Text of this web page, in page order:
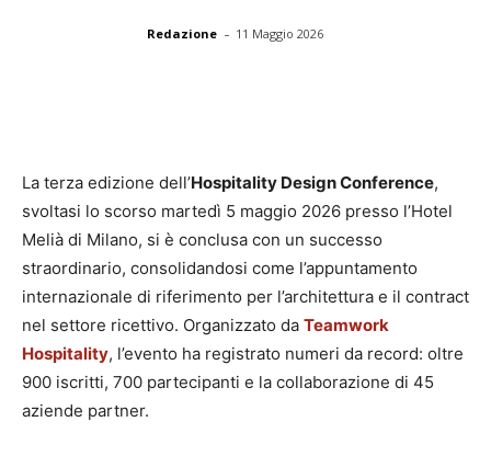
Redazione - 11 Maggio 2026
La terza edizione dell’Hospitality Design Conference,
svoltasi lo scorso martedì 5 maggio 2026 presso l’Hotel
Melià di Milano, si è conclusa con un successo
straordinario, consolidandosi come l’appuntamento
internazionale di riferimento per l’architettura e il contract
nel settore ricettivo. Organizzato da Teamwork
Hospitality, l’evento ha registrato numeri da record: oltre
900 iscritti, 700 partecipanti e la collaborazione di 45
aziende partner.